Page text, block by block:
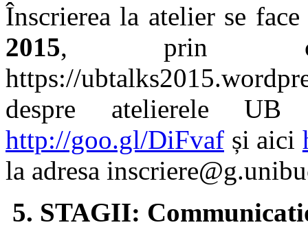
Înscrierea la atelier se
2015, prin
https://
despre atelierele
http://goo.gl/DiFvaf și aici
la adresa
5. STAGII: